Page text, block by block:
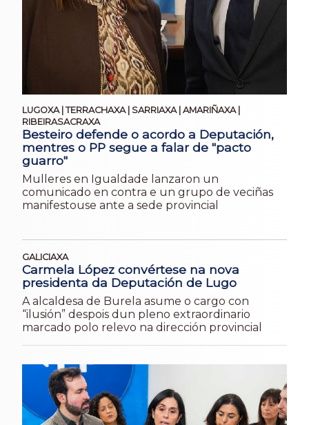
LUGOXA | TERRACHAXA | SARRIAXA | AMARIÑAXA |
RIBEIRASACRAXA
Besteiro defende o acordo a Deputación,
mentres o PP segue a falar de "pacto
guarro"
Mulleres en Igualdade lanzaron un
comunicado en contra e un grupo de veciñas
manifestouse ante a sede provincial
GALICIAXA
Carmela López convértese na nova
presidenta da Deputación de Lugo
A alcaldesa de Burela asume o cargo con
“ilusión” despois dun pleno extraordinario
marcado polo relevo na dirección provincial